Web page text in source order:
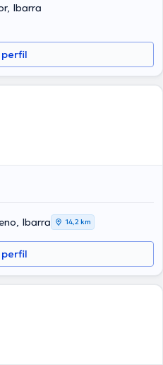
Ibarra
perfil
Ibarra 14,2 km
perfil